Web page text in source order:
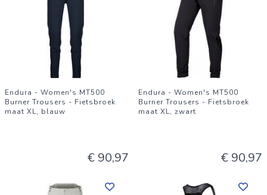
Endura - Women's MT500
Burner Trousers - Fietsbroek
maat XL, blauw
€ 90,97
Endura - Women's MT500
Burner Trousers - Fietsbroek
maat XL, zwart
€ 90,97